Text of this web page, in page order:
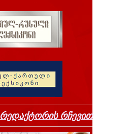
რედაქტორის რჩევით